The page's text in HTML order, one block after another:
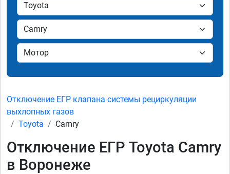
Отключение ЕГР клапана системы рециркуляции
выхлопных газов
Toyota
Camry
Отключение ЕГР Toyota Camry
в Воронеже